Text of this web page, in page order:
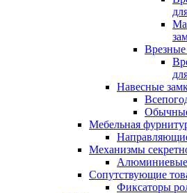
Врезные
Навесные
Мебельная
Механизмы
Алюминиевые
Сопутствующие
Фиксаторы